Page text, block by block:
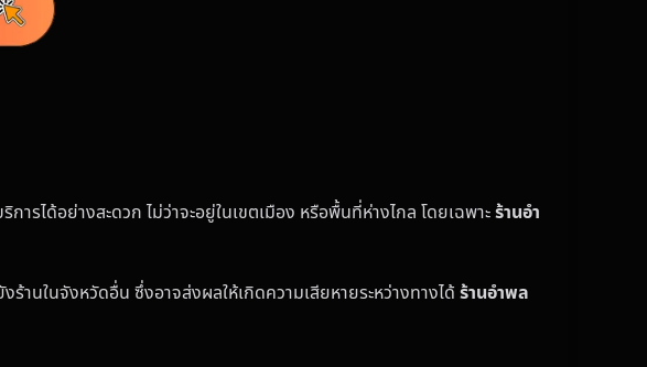
ได้อย่างสะดวก ไม่ว่าจะอยู่ในเขตเมือง หรือพื้นที่ห่างไกล โดยเฉพาะร้านอำ
นในจังหวัดอื่น ซึ่งอาจส่งผลให้เกิดความเสียหายระหว่างทางได้ ร้านอำพล